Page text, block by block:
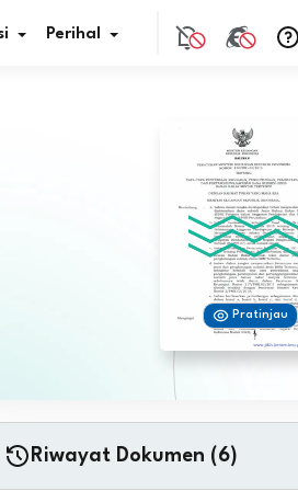
JDIH
Perihal
Pratinjau
Riwayat Dokumen (6)